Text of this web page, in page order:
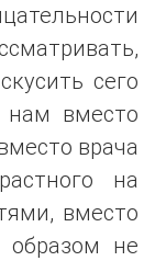
сего
нам вместо
врача
на
вместо
образом не